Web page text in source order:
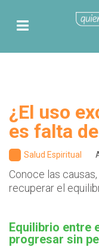
¿El uso
es falta
Salud Espiritual
Conoce las
recuperar el
Equilibrio entre
progresar sin